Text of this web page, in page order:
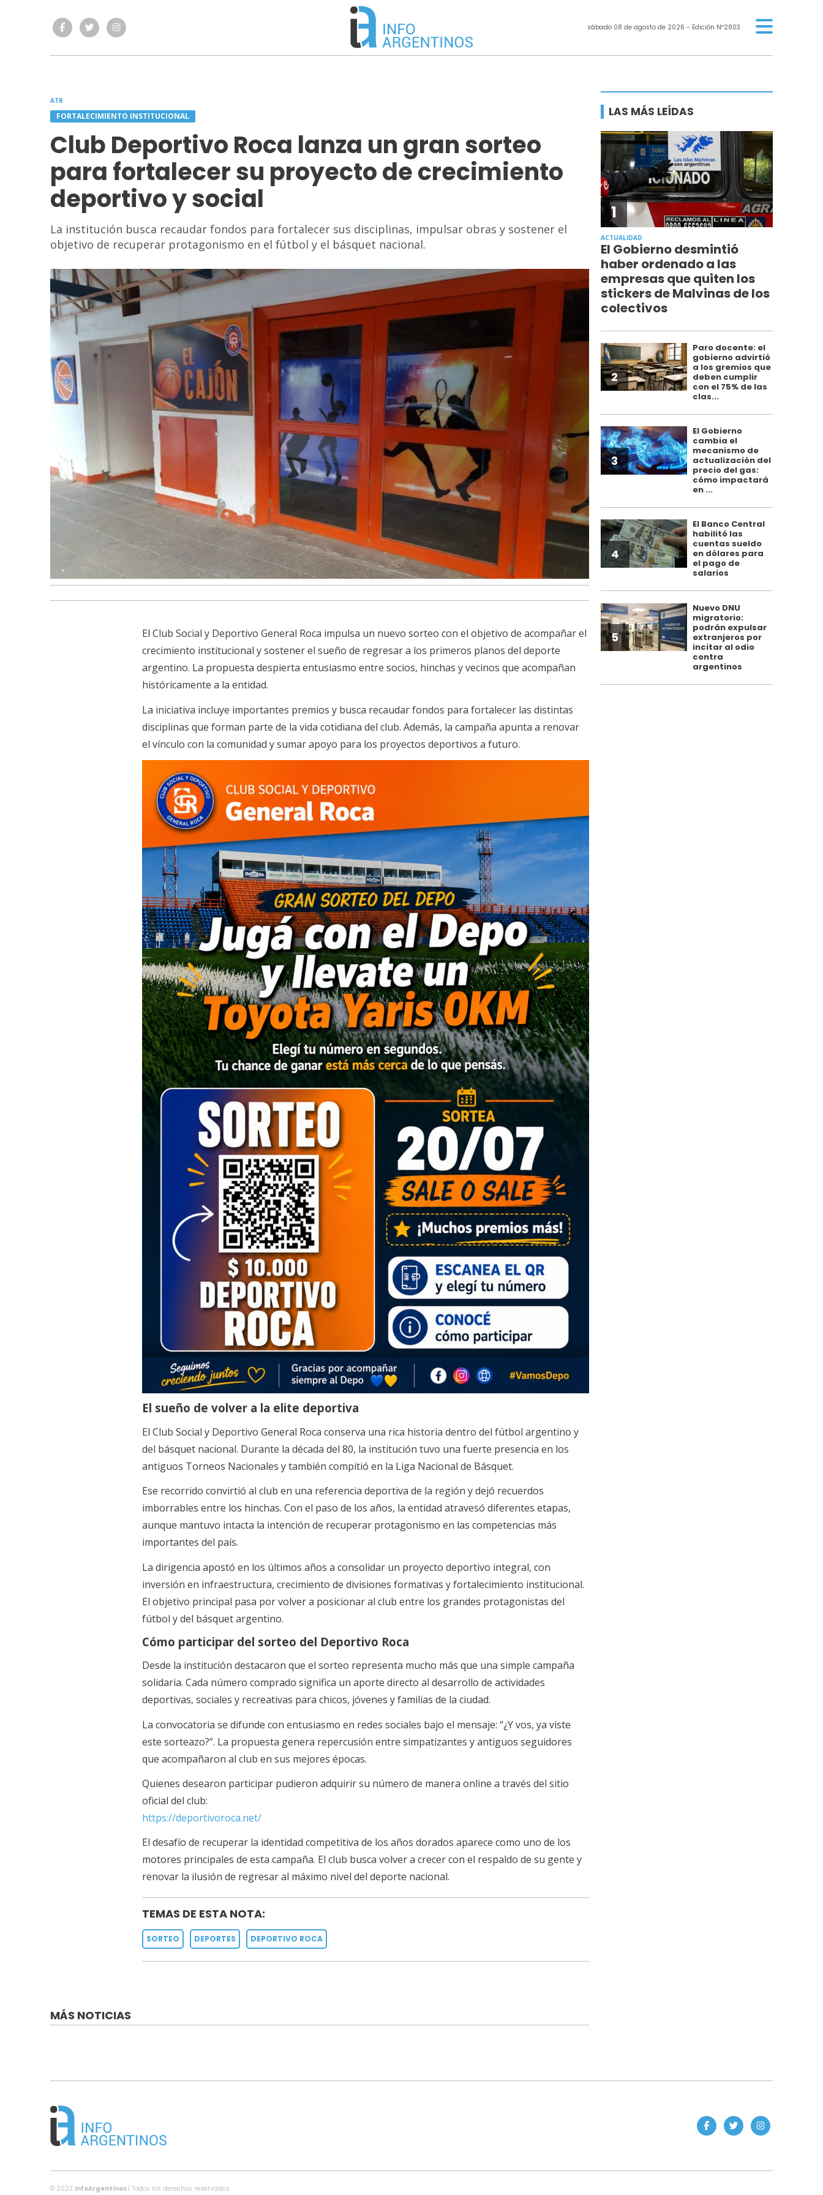
sábado 08 de agosto de 2026 - Edición Nº2803
ATR
FORTALECIMIENTO INSTITUCIONAL
Club Deportivo Roca lanza un gran sorteo
para fortalecer su proyecto de crecimiento
deportivo y social
La institución busca recaudar fondos para fortalecer sus disciplinas, impulsar obras y sostener el
objetivo de recuperar protagonismo en el fútbol y el básquet nacional.
El Club Social y Deportivo General Roca impulsa un nuevo sorteo con el objetivo de acompañar el
crecimiento institucional y sostener el sueño de regresar a los primeros planos del deporte
argentino. La propuesta despierta entusiasmo entre socios, hinchas y vecinos que acompañan
históricamente a la entidad.
La iniciativa incluye importantes premios y busca recaudar fondos para fortalecer las distintas
disciplinas que forman parte de la vida cotidiana del club. Además, la campaña apunta a renovar
el vínculo con la comunidad y sumar apoyo para los proyectos deportivos a futuro.
El sueño de volver a la elite deportiva
El Club Social y Deportivo General Roca conserva una rica historia dentro del fútbol argentino y
del básquet nacional. Durante la década del 80, la institución tuvo una fuerte presencia en los
antiguos Torneos Nacionales y también compitió en la Liga Nacional de Básquet.
Ese recorrido convirtió al club en una referencia deportiva de la región y dejó recuerdos
imborrables entre los hinchas. Con el paso de los años, la entidad atravesó diferentes etapas,
aunque mantuvo intacta la intención de recuperar protagonismo en las competencias más
importantes del país.
La dirigencia apostó en los últimos años a consolidar un proyecto deportivo integral, con
inversión en infraestructura, crecimiento de divisiones formativas y fortalecimiento institucional.
El objetivo principal pasa por volver a posicionar al club entre los grandes protagonistas del
fútbol y del básquet argentino.
Cómo participar del sorteo del Deportivo Roca
Desde la institución destacaron que el sorteo representa mucho más que una simple campaña
solidaria. Cada número comprado significa un aporte directo al desarrollo de actividades
deportivas, sociales y recreativas para chicos, jóvenes y familias de la ciudad.
La convocatoria se difunde con entusiasmo en redes sociales bajo el mensaje: “¿Y vos, ya viste
este sorteazo?”. La propuesta genera repercusión entre simpatizantes y antiguos seguidores
que acompañaron al club en sus mejores épocas.
Quienes desearon participar pudieron adquirir su número de manera online a través del sitio
oficial del club:
https://deportivoroca.net/
El desafío de recuperar la identidad competitiva de los años dorados aparece como uno de los
motores principales de esta campaña. El club busca volver a crecer con el respaldo de su gente y
renovar la ilusión de regresar al máximo nivel del deporte nacional.
TEMAS DE ESTA NOTA:
SORTEO DEPORTES DEPORTIVO ROCA
MÁS NOTICIAS
LAS MÁS LEÍDAS
1
ACTUALIDAD
El Gobierno desmintió
haber ordenado a las
empresas que quiten los
stickers de Malvinas de los
colectivos
2
Paro docente: el
gobierno advirtió
a los gremios que
deben cumplir
con el 75% de las
clas...
3
El Gobierno
cambia el
mecanismo de
actualización del
precio del gas:
cómo impactará
en ...
4
El Banco Central
habilitó las
cuentas sueldo
en dólares para
el pago de
salarios
5
Nuevo DNU
migratorio:
podrán expulsar
extranjeros por
incitar al odio
contra
argentinos
© 2023 InfoArgentinos | Todos los derechos reservados